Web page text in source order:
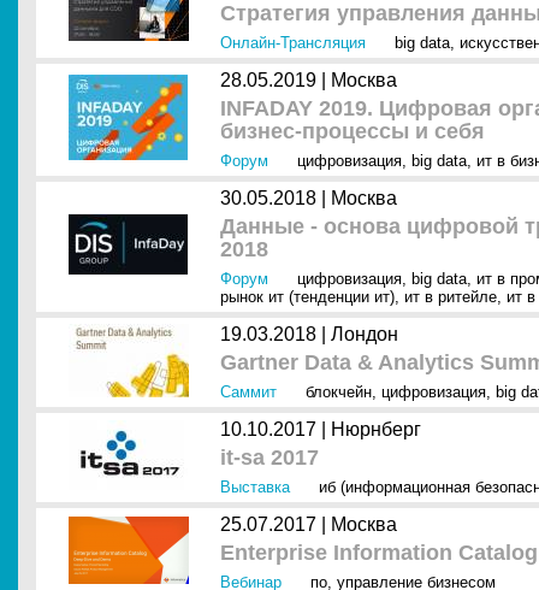
Стратегия управления
Онлайн-Трансляция big data,
28.05.2019 | Москва
INFADAY 2019. Цифровая
бизнес-процессы и себя
Форум цифровизация, big data, ит в
30.05.2018 | Москва
Данные - основа цифровой
2018
Форум цифровизация, big data, ит в
рынок ит (тенденции ит), ит в ритейле, ит
19.03.2018 | Лондон
Gartner Data & Analytics
Саммит блокчейн, цифровизация, big
10.10.2017 | Нюрнберг
it-sa 2017
Выставка иб (информационная
25.07.2017 | Москва
Enterprise Information
Вебинар по, управление бизнесом